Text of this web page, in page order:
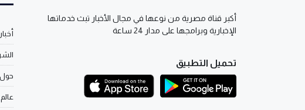
أكبر قناة مصرية من نوعها في مجال الأخبار تبث خدماتها
الإخبارية وبرامجها على مدار 24 ساعة
تحميل التطبيق
أخبار
حول